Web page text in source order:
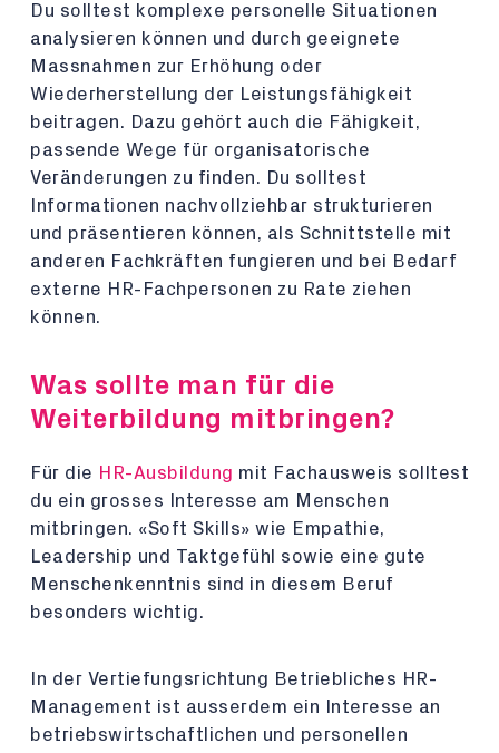
Du solltest komplexe personelle Situationen
analysieren können und durch geeignete
Massnahmen zur Erhöhung oder
Wiederherstellung der Leistungsfähigkeit
beitragen. Dazu gehört auch die Fähigkeit,
passende Wege für organisatorische
Veränderungen zu finden. Du solltest
Informationen nachvollziehbar strukturieren
und präsentieren können, als Schnittstelle mit
anderen Fachkräften fungieren und bei Bedarf
externe HR-Fachpersonen zu Rate ziehen
können.
Was sollte man für die
Weiterbildung mitbringen?
Für die HR-Ausbildung mit Fachausweis solltest
du ein grosses Interesse am Menschen
mitbringen. «Soft Skills» wie Empathie,
Leadership und Taktgefühl sowie eine gute
Menschenkenntnis sind in diesem Beruf
besonders wichtig.
In der Vertiefungsrichtung Betriebliches HR-
Management ist ausserdem ein Interesse an
betriebswirtschaftlichen und personellen